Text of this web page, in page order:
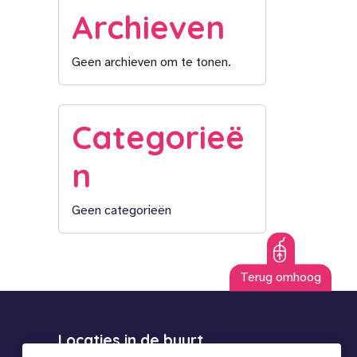
Archieven
Geen archieven om te tonen.
Categorieë
n
Geen categorieën
Terug omhoog
Locaties in de buurt